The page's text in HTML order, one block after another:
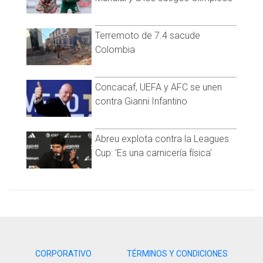
Jalisco (1): Hospital General de Tepatitlán.
Guanajuato (1): Hospital de Especialidades Pediátrico León.
Nayarit (1): Hospital Doctor Aquiles Calles Ramírez.
Terremoto de 7.4 sacude
Colombia
Concacaf, UEFA y AFC se unen
contra Gianni Infantino
Abreu explota contra la Leagues
Cup: 'Es una carnicería física'
CORPORATIVO TÉRMINOS Y CONDICIONES